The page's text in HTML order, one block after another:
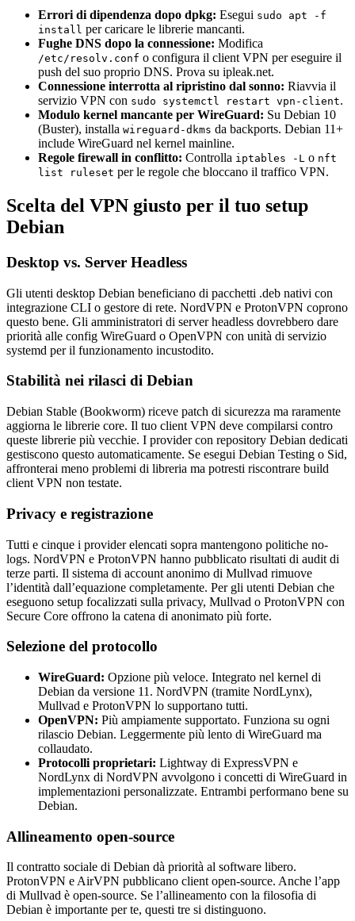
Errori di dipendenza dopo dpkg: Esegui sudo apt -f
install per caricare le librerie mancanti.
Fughe DNS dopo la connessione: Modifica
/etc/resolv.conf o configura il client VPN per eseguire il
push del suo proprio DNS. Prova su ipleak.net.
Connessione interrotta al ripristino dal sonno: Riavvia il
servizio VPN con sudo systemctl restart vpn-client.
Modulo kernel mancante per WireGuard: Su Debian 10
(Buster), installa wireguard-dkms da backports. Debian 11+
include WireGuard nel kernel mainline.
Regole firewall in conflitto: Controlla iptables -L o nft
list ruleset per le regole che bloccano il traffico VPN.
Scelta del VPN giusto per il tuo setup
Debian
Desktop vs. Server Headless
Gli utenti desktop Debian beneficiano di pacchetti .deb nativi con
integrazione CLI o gestore di rete. NordVPN e ProtonVPN coprono
questo bene. Gli amministratori di server headless dovrebbero dare
priorità alle config WireGuard o OpenVPN con unità di servizio
systemd per il funzionamento incustodito.
Stabilità nei rilasci di Debian
Debian Stable (Bookworm) riceve patch di sicurezza ma raramente
aggiorna le librerie core. Il tuo client VPN deve compilarsi contro
queste librerie più vecchie. I provider con repository Debian dedicati
gestiscono questo automaticamente. Se esegui Debian Testing o Sid,
affronterai meno problemi di libreria ma potresti riscontrare build
client VPN non testate.
Privacy e registrazione
Tutti e cinque i provider elencati sopra mantengono politiche no-
logs. NordVPN e ProtonVPN hanno pubblicato risultati di audit di
terze parti. Il sistema di account anonimo di Mullvad rimuove
l’identità dall’equazione completamente. Per gli utenti Debian che
eseguono setup focalizzati sulla privacy, Mullvad o ProtonVPN con
Secure Core offrono la catena di anonimato più forte.
Selezione del protocollo
WireGuard: Opzione più veloce. Integrato nel kernel di
Debian da versione 11. NordVPN (tramite NordLynx),
Mullvad e ProtonVPN lo supportano tutti.
OpenVPN: Più ampiamente supportato. Funziona su ogni
rilascio Debian. Leggermente più lento di WireGuard ma
collaudato.
Protocolli proprietari: Lightway di ExpressVPN e
NordLynx di NordVPN avvolgono i concetti di WireGuard in
implementazioni personalizzate. Entrambi performano bene su
Debian.
Allineamento open-source
Il contratto sociale di Debian dà priorità al software libero.
ProtonVPN e AirVPN pubblicano client open-source. Anche l’app
di Mullvad è open-source. Se l’allineamento con la filosofia di
Debian è importante per te, questi tre si distinguono.